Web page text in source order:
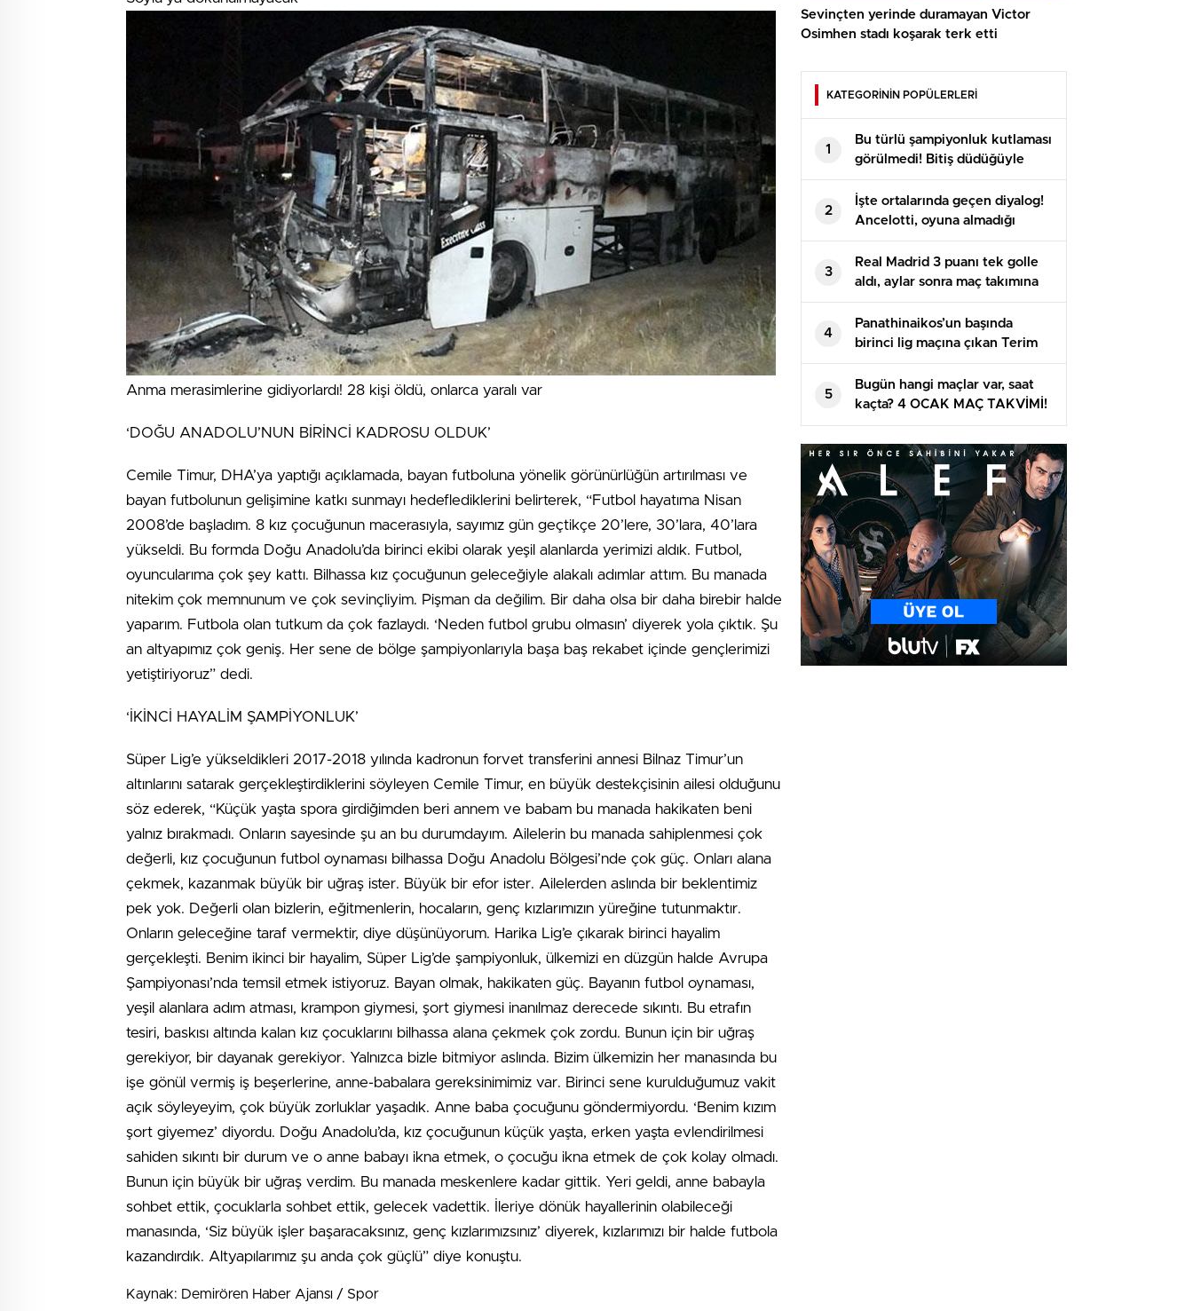
Anma merasimlerine gidiyorlardı! 28 kişi öldü, onlarca yaralı var
‘DOĞU ANADOLU’NUN BİRİNCİ KADROSU OLDUK’
Cemile Timur, DHA’ya yaptığı açıklamada, bayan futboluna yönelik görünürlüğün artırılması ve
bayan futbolunun gelişimine katkı sunmayı hedeflediklerini belirterek, “Futbol hayatıma Nisan
2008’de başladım. 8 kız çocuğunun macerasıyla, sayımız gün geçtikçe 20’lere, 30’lara, 40’lara
yükseldi. Bu formda Doğu Anadolu’da birinci ekibi olarak yeşil alanlarda yerimizi aldık. Futbol,
oyuncularıma çok şey kattı. Bilhassa kız çocuğunun geleceğiyle alakalı adımlar attım. Bu manada
nitekim çok memnunum ve çok sevinçliyim. Pişman da değilim. Bir daha olsa bir daha birebir halde
yaparım. Futbola olan tutkum da çok fazlaydı. ‘Neden futbol grubu olmasın’ diyerek yola çıktık. Şu
an altyapımız çok geniş. Her sene de bölge şampiyonlarıyla başa baş rekabet içinde gençlerimizi
yetiştiriyoruz” dedi.
‘İKİNCİ HAYALİM ŞAMPİYONLUK’
Süper Lig’e yükseldikleri 2017-2018 yılında kadronun forvet transferini annesi Bilnaz Timur’un
altınlarını satarak gerçekleştirdiklerini söyleyen Cemile Timur, en büyük destekçisinin ailesi olduğunu
söz ederek, “Küçük yaşta spora girdiğimden beri annem ve babam bu manada hakikaten beni
yalnız bırakmadı. Onların sayesinde şu an bu durumdayım. Ailelerin bu manada sahiplenmesi çok
değerli, kız çocuğunun futbol oynaması bilhassa Doğu Anadolu Bölgesi’nde çok güç. Onları alana
çekmek, kazanmak büyük bir uğraş ister. Büyük bir efor ister. Ailelerden aslında bir beklentimiz
pek yok. Değerli olan bizlerin, eğitmenlerin, hocaların, genç kızlarımızın yüreğine tutunmaktır.
Onların geleceğine taraf vermektir, diye düşünüyorum. Harika Lig’e çıkarak birinci hayalim
gerçekleşti. Benim ikinci bir hayalim, Süper Lig’de şampiyonluk, ülkemizi en düzgün halde Avrupa
Şampiyonası’nda temsil etmek istiyoruz. Bayan olmak, hakikaten güç. Bayanın futbol oynaması,
yeşil alanlara adım atması, krampon giymesi, şort giymesi inanılmaz derecede sıkıntı. Bu etrafın
tesiri, baskısı altında kalan kız çocuklarını bilhassa alana çekmek çok zordu. Bunun için bir uğraş
gerekiyor, bir dayanak gerekiyor. Yalnızca bizle bitmiyor aslında. Bizim ülkemizin her manasında bu
işe gönül vermiş iş beşerlerine, anne-babalara gereksinimimiz var. Birinci sene kurulduğumuz vakit
açık söyleyeyim, çok büyük zorluklar yaşadık. Anne baba çocuğunu göndermiyordu. ‘Benim kızım
şort giyemez’ diyordu. Doğu Anadolu’da, kız çocuğunun küçük yaşta, erken yaşta evlendirilmesi
sahiden sıkıntı bir durum ve o anne babayı ikna etmek, o çocuğu ikna etmek de çok kolay olmadı.
Bunun için büyük bir uğraş verdim. Bu manada meskenlere kadar gittik. Yeri geldi, anne babayla
sohbet ettik, çocuklarla sohbet ettik, gelecek vadettik. İleriye dönük hayallerinin olabileceği
manasında, ‘Siz büyük işler başaracaksınız, genç kızlarımızsınız’ diyerek, kızlarımızı bir halde futbola
kazandırdık. Altyapılarımız şu anda çok güçlü” diye konuştu.
Kaynak: Demirören Haber Ajansı / Spor
Sevinçten yerinde duramayan Victor
Osimhen stadı koşarak terk etti
KATEGORİNİN POPÜLERLERİ
1
Bu türlü şampiyonluk kutlaması
görülmedi! Bitiş düdüğüyle
birlikte göğüslerini açtı
2
İşte ortalarında geçen diyalog!
Ancelotti, oyuna almadığı
Arda’yı maç sonu soyunma
odasına çekti
3
Real Madrid 3 puanı tek golle
aldı, aylar sonra maç takımına
giren Arda yeniden baht
bulamadı
4
Panathinaikos’un başında
birinci lig maçına çıkan Terim
alandan 2-0’lık galibiyetle
ayrıldı
5
Bugün hangi maçlar var, saat
kaçta? 4 OCAK MAÇ TAKVİMİ!
Bu akşam maç var mı?